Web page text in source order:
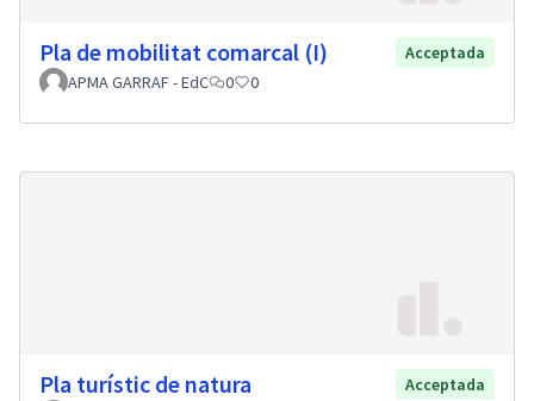
Pla de mobilitat comarcal (I)
Acceptada
APMA GARRAF - EdC
0 0
Pla turístic de natura
Acceptada